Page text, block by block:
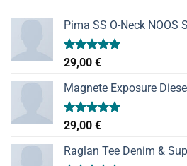
Pima SS O-Neck NOOS
Valorado
con
de 5
29,00 €
Magnete Exposure
Valorado
con
de 5
29,00 €
Raglan Tee Denim &